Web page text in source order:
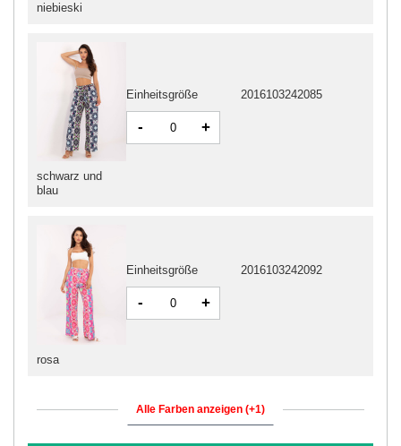
niebieski
schwarz und
blau
Einheitsgröße 2016103242085
- +
rosa
Einheitsgröße 2016103242092
- +
Alle Farben anzeigen (+1)